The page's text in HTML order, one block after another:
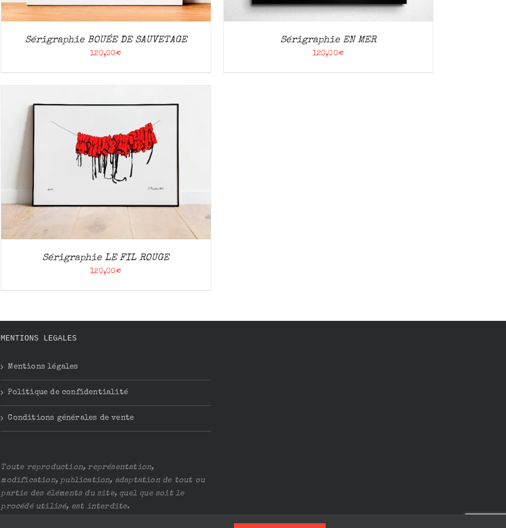
Sérigraphie BOUÉE DE SAUVETAGE
120,00€
Sérigraphie EN MER
120,00€
Sérigraphie LE FIL ROUGE
120,00€
MENTIONS LEGALES
Mentions légales
Politique de confidentialité
Conditions générales de vente
Toute reproduction, représentation,
modification, publication, adaptation de tout ou
partie des éléments du site, quel que soit le
procédé utilisé, est interdite.